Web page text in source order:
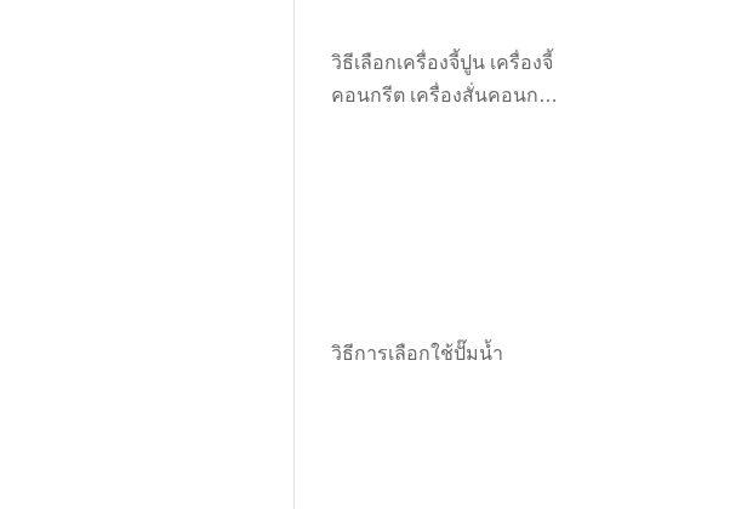
วิธีเลือกเครื่องจี้ปูน เครื่องจี้
คอนกรีต เครื่องสั่นคอนกรีต
วิธีการเลือกใช้ปั๊มน้ำ